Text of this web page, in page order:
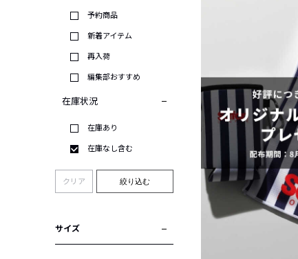
予約商品
新着アイテム
再入荷
編集部おすすめ
在庫状況
在庫あり
在庫なし含む
クリア 絞り込む
サイズ